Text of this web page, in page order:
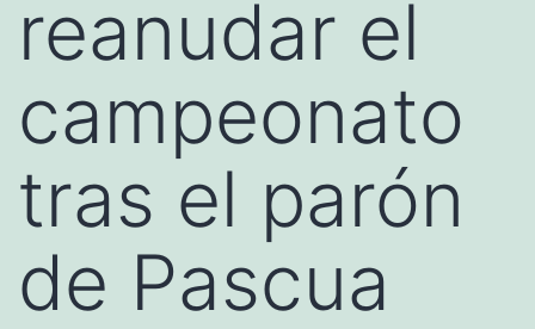
reanudar el
campeonato
tras el parón
de Pascua